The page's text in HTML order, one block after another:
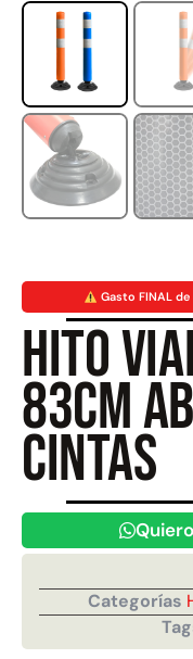
Gasto FINAL
Hito
83cm
cintas
Categorías
$4.859.984
Leer más